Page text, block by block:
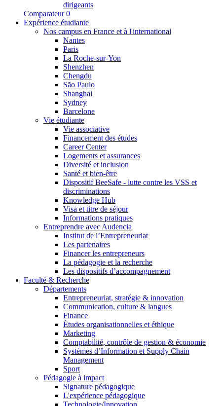
dirigeants
Comparateur 0
Expérience étudiante
Nos campus en France et à l'international
Nantes
Paris
La Roche-sur-Yon
Shenzhen
Chengdu
São Paulo
Shanghai
Sydney
Barcelone
Vie étudiante
Vie associative
Financement des études
Career Center
Logements et assurances
Diversité et inclusion
Santé et bien-être
Dispositif BeeSafe - lutte contre les VSS et
discriminations
Knowledge Hub
Visa et titre de séjour
Informations pratiques
Entreprendre avec Audencia
Institut de l’Entrepreneuriat
Les partenaires
Financer les entrepreneurs
La pédagogie et la recherche
Les dispositifs d’accompagnement
Faculté & Recherche
Départements
Entrepreneuriat, stratégie & innovation
Communication, culture & langues
Finance
Études organisationnelles et éthique
Marketing
Comptabilité, contrôle de gestion & économie
Systèmes d’Information et Supply Chain
Management
Sport
Pédagogie à impact
Signature pédagogique
L'expérience pédagogique
Technologie/Innovation